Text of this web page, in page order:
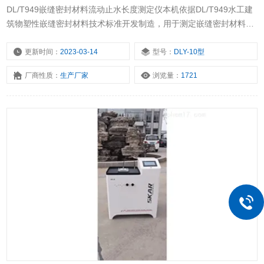
DL/T949嵌缝密封材料流动止水长度测定仪本机依据DL/T949水工建
筑物塑性嵌缝密封材料技术标准开发制造，用于测定嵌缝密封材料的
更新时间：2023-03-14 型号： DLY-10型
厂商性质：生产厂家 浏览量： 1721